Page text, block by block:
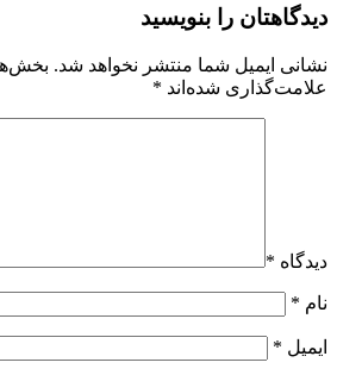
دیدگاهتان را بنویسید
نشانی ایمیل شما منتشر نخواهد شد.
علامت‌گذاری شده‌اند *
دیدگاه *
نام *
ایمیل *